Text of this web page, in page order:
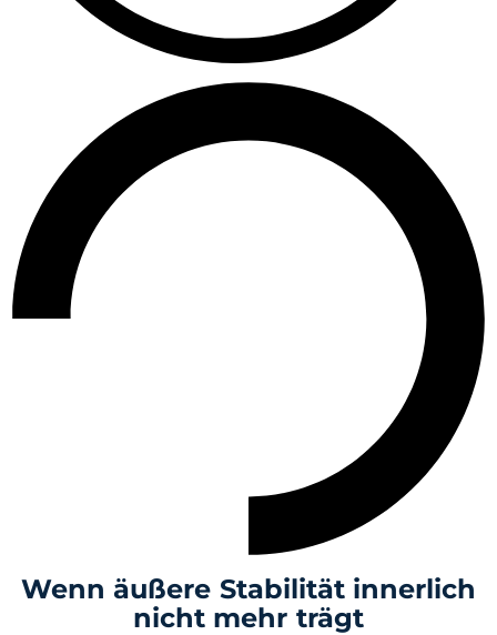
Wenn äußere Stabilität innerlich
nicht mehr trägt